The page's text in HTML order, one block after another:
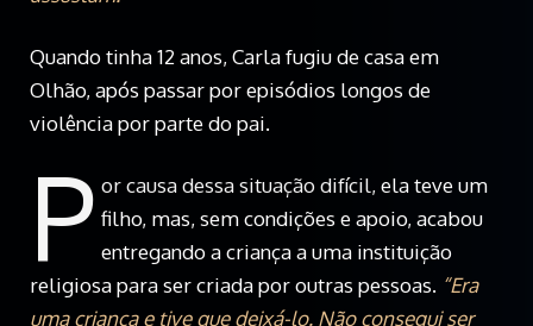
Quando tinha 12 anos, Carla fugiu de casa em
Olhão, após passar por episódios longos de
violência por parte do pai.
P or causa dessa situação difícil, ela teve um
filho, mas, sem condições e apoio, acabou
entregando a criança a uma instituição
religiosa para ser criada por outras pessoas. “Era
uma criança e tive que deixá-lo. Não consegui ser